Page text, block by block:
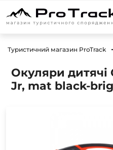
Туристичний магазин ProTrack
Окуляри дитячі
Jr, mat black-